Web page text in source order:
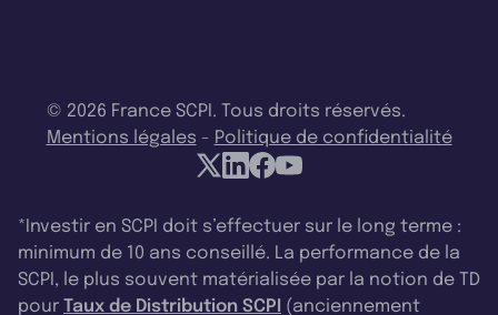
© 2026 France SCPI. Tous droits réservés.
Mentions légales - Politique de confidentialité
*Investir en SCPI doit s’effectuer sur le long terme :
minimum de 10 ans conseillé. La performance de la
SCPI, le plus souvent matérialisée par la notion de TD
pour Taux de Distribution SCPI (anciennement